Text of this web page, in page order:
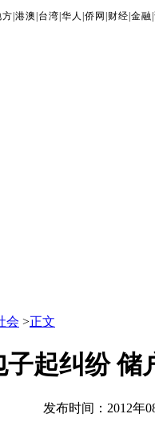
方 |港澳 台湾 |华人 |侨网 财经 |金融 |
会 >正文
起纠纷 储
发布时间：2012年